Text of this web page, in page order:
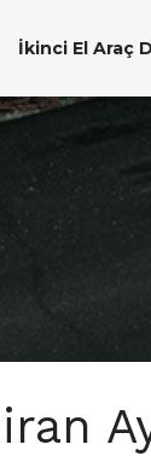
İkinci El Araç